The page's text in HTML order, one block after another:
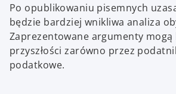
Po opublikowaniu pisemnych
będzie bardziej wnikliwa analiza
Zaprezentowane argumenty mogą
przyszłości zarówno przez
podatkowe.